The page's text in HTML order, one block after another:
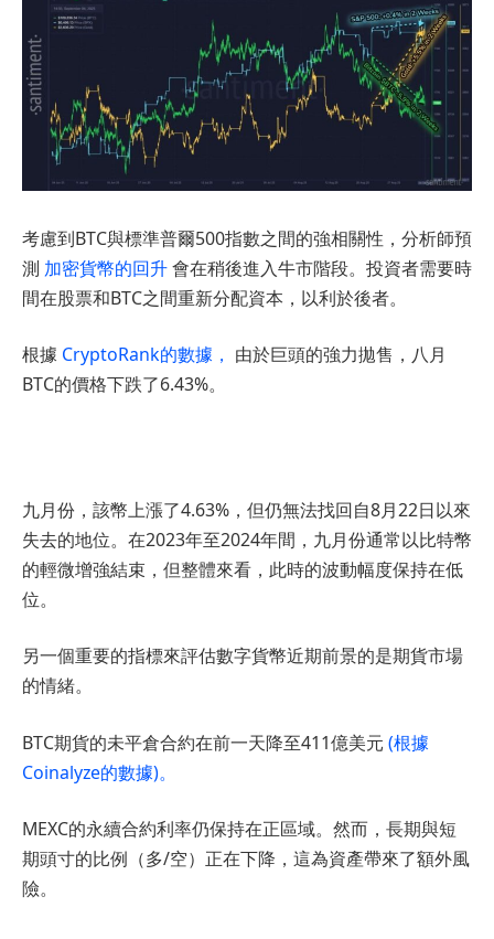
考慮到BTC與標準普爾500指數之間的強相關性，分析師預
測 加密貨幣的回升會在稍後進入牛市階段。投資者需要時
間在股票和BTC之間重新分配資本，以利於後者。
根據 CryptoRank的數據， 由於巨頭的強力拋售，八月
BTC的價格下跌了6.43%。
九月份，該幣上漲了4.63%，但仍無法找回自8月22日以來
失去的地位。在2023年至2024年間，九月份通常以比特幣
的輕微增強結束，但整體來看，此時的波動幅度保持在低
位。
另一個重要的指標來評估數字貨幣近期前景的是期貨市場
的情緒。
BTC期貨的未平倉合約在前一天降至411億美元 (根據
Coinalyze的數據)。
MEXC的永續合約利率仍保持在正區域。然而，長期與短
期頭寸的比例（多/空）正在下降，這為資產帶來了額外風
險。